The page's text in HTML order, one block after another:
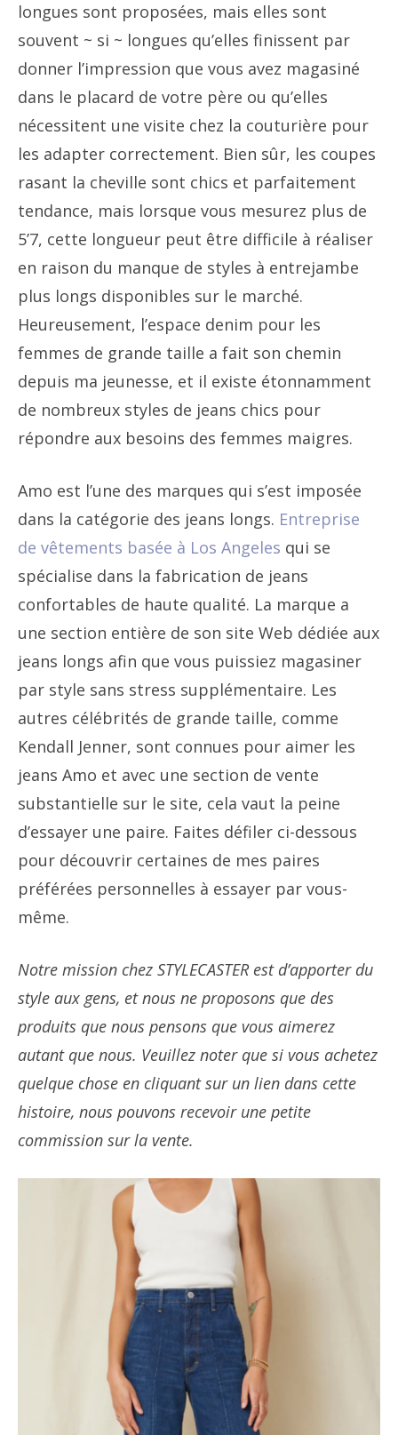
longues sont proposées, mais elles sont
souvent ~ si ~ longues qu’elles finissent par
donner l’impression que vous avez magasiné
dans le placard de votre père ou qu’elles
nécessitent une visite chez la couturière pour
les adapter correctement. Bien sûr, les coupes
rasant la cheville sont chics et parfaitement
tendance, mais lorsque vous mesurez plus de
5’7, cette longueur peut être difficile à réaliser
en raison du manque de styles à entrejambe
plus longs disponibles sur le marché.
Heureusement, l’espace denim pour les
femmes de grande taille a fait son chemin
depuis ma jeunesse, et il existe étonnamment
de nombreux styles de jeans chics pour
répondre aux besoins des femmes maigres.
Amo est l’une des marques qui s’est imposée
dans la catégorie des jeans longs. Entreprise
de vêtements basée à Los Angeles qui se
spécialise dans la fabrication de jeans
confortables de haute qualité. La marque a
une section entière de son site Web dédiée aux
jeans longs afin que vous puissiez magasiner
par style sans stress supplémentaire. Les
autres célébrités de grande taille, comme
Kendall Jenner, sont connues pour aimer les
jeans Amo et avec une section de vente
substantielle sur le site, cela vaut la peine
d’essayer une paire. Faites défiler ci-dessous
pour découvrir certaines de mes paires
préférées personnelles à essayer par vous-
même.
Notre mission chez STYLECASTER est d’apporter du
style aux gens, et nous ne proposons que des
produits que nous pensons que vous aimerez
autant que nous. Veuillez noter que si vous achetez
quelque chose en cliquant sur un lien dans cette
histoire, nous pouvons recevoir une petite
commission sur la vente.